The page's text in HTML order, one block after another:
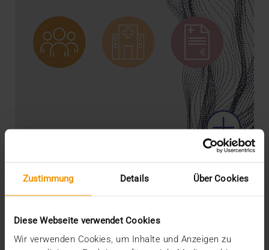
Zustimmung Details Über Cookies
Diese Webseite verwendet Cookies
Wir verwenden Cookies, um Inhalte und Anzeigen zu
Immer richtig verbunden
Der Austausch medizinischer Daten im
Gesundheitswesen ist aus mehreren Gründen eine